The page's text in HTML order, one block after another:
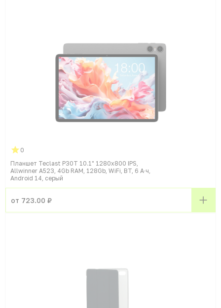
0
Планшет Teclast P30T 10.1" 1280x800 IPS,
Allwinner A523, 4Gb RAM, 128Gb, WiFi, BT, 6 А·ч,
Android 14, серый
от 723.00 ₽